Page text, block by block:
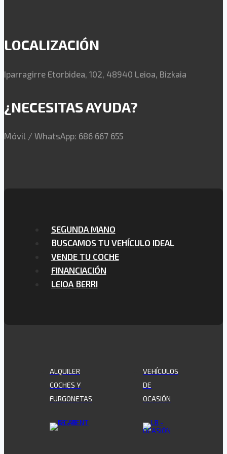
LOCALIZACIÓN
Iparragirre Etorbidea, 102, 48940 Leioa, Bizkaia
¿NECESITAS AYUDA?
Móvil / WhatsApp: 686 667 655
SEGUNDA MANO
BUSCAMOS TU VEHÍCULO IDEAL
VENDE TU COCHE
FINANCIACIÓN
LEIOA BERRI
ALQUILER
COCHES Y
FURGONETAS
VEHÍCULOS
DE
OCASIÓN